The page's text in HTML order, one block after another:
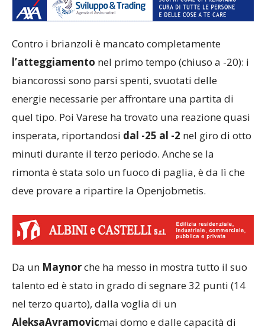
Contro i brianzoli è mancato completamente
l’atteggiamento nel primo tempo (chiuso a -20): i
biancorossi sono parsi spenti, svuotati delle
energie necessarie per affrontare una partita di
quel tipo. Poi Varese ha trovato una reazione quasi
insperata, riportandosi dal -25 al -2 nel giro di otto
minuti durante il terzo periodo. Anche se la
rimonta è stata solo un fuoco di paglia, è da lì che
deve provare a ripartire la Openjobmetis.
Da un Maynorche ha messo in mostra tutto il suo
talento ed è stato in grado di segnare 32 punti (14
nel terzo quarto), dalla voglia di un
AleksaAvramovicmai domo e dalle capacità di